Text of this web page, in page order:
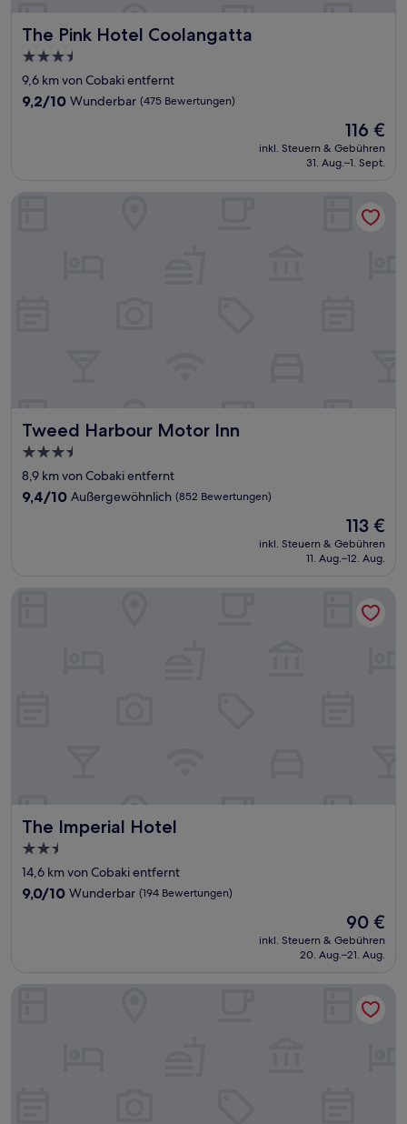
The Pink Hotel Coolangatta
The Pink Hotel Coolangatta
3.5-
Sterne-
Unterkunft
9,6 km von Cobaki entfernt
9.2
9,2/10 Wunderbar (475 Bewertungen)
Der
Preis
beträgt
116 €
inkl. Steuern & Gebühren
31. Aug.–1. Sept.
Tweed Harbour Motor Inn
Tweed Harbour Motor Inn
3.5-
Sterne-
Unterkunft
8,9 km von Cobaki entfernt
9.4
9,4/10 Außergewöhnlich (852 Bewertungen)
Der
Preis
beträgt
113 €
inkl. Steuern & Gebühren
11. Aug.–12. Aug.
Tweed Harbour Motor Inn
The Imperial Hotel
The Imperial Hotel
2.5-
Sterne-
Unterkunft
14,6 km von Cobaki entfernt
9.0
9,0/10 Wunderbar (194 Bewertungen)
Der
Preis
beträgt
90 €
inkl. Steuern & Gebühren
20. Aug.–21. Aug.
Mantra Twin Towns